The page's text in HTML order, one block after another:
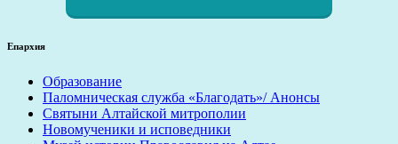
Епархия
Образование
Паломническая служба «Благодать»/ Анонсы
Святыни Алтайской митрополии
Новомученики и исповедники